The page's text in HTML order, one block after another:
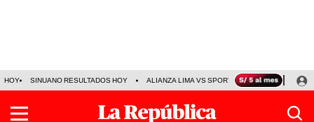
HOY SINUANO RESULTADOS HOY ALIANZA LIMA VS SPORT BOYS JORGE